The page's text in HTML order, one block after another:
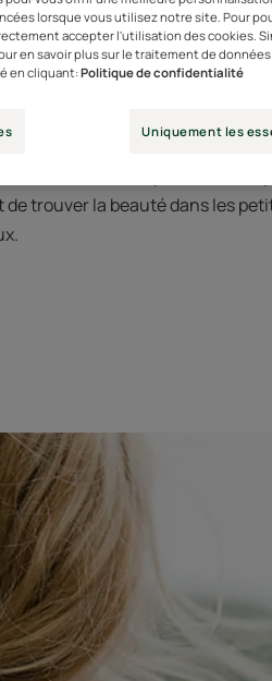
.
juste par la force de sa
pas laisser l’adversité les
qu’elle est trop courte pour la
autre métamorphose offerte
trouver la beauté dans les
lorsque vous utilisez notre site. Pour
accepter l'utilisation des cookies.
en savoir plus sur le traitement de
en cliquant:Politique de confidentialité
Uniquement les